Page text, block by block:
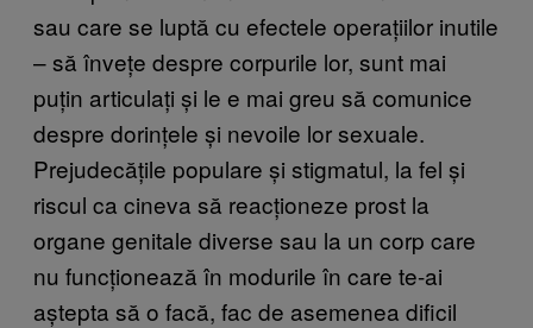
sau care se luptă cu efectele operațiilor inutile
– să învețe despre corpurile lor, sunt mai
puțin articulați și le e mai greu să comunice
despre dorințele și nevoile lor sexuale.
Prejudecățile populare și stigmatul, la fel și
riscul ca cineva să reacționeze prost la
organe genitale diverse sau la un corp care
nu funcționează în modurile în care te-ai
aștepta să o facă, fac de asemenea dificil